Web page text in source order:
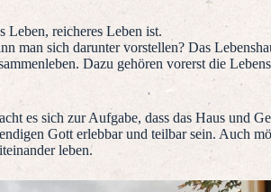
reicheres Leben ist.
sich darunter vorstellen? Das
Dazu gehören vorerst die
es sich zur Aufgabe, dass das Haus und
Gott erlebbar und teilbar sein. Auch
leben.